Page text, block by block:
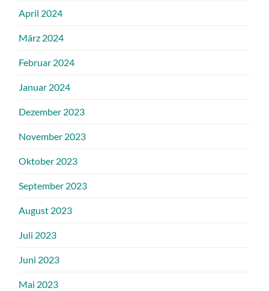
April 2024
März 2024
Februar 2024
Januar 2024
Dezember 2023
November 2023
Oktober 2023
September 2023
August 2023
Juli 2023
Juni 2023
Mai 2023